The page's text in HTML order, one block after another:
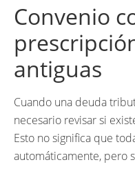
Convenio
antiguas
Cuando una deuda
necesario revisar si
Esto no significa que
automáticamente, pero